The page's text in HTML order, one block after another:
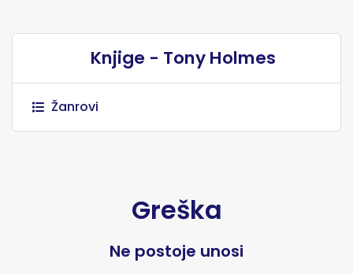
Knjige - Tony Holmes
Žanrovi
Greška
Ne postoje unosi